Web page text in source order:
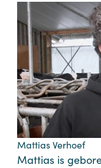
Mattias Verhoef
Mattias is